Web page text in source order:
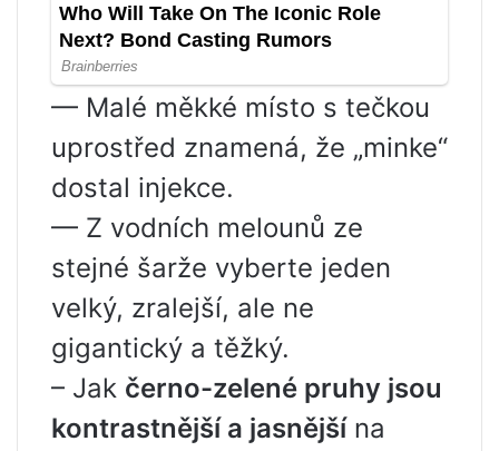
— Malé měkké místo s tečkou
uprostřed znamená, že „minke“
dostal injekce.
— Z vodních melounů ze
stejné šarže vyberte jeden
velký, zralejší, ale ne
gigantický a těžký.
– Jak černo-zelené pruhy jsou
kontrastnější a jasnějšína